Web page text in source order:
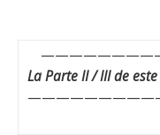
La Parte II / III de